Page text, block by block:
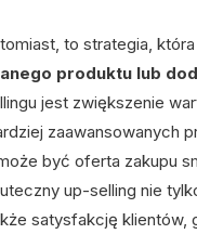
to strategia,
produktu lub
jest zwiększenie
zaawansowanych
być oferta zakupu
up-selling nie
satysfakcję klientów,